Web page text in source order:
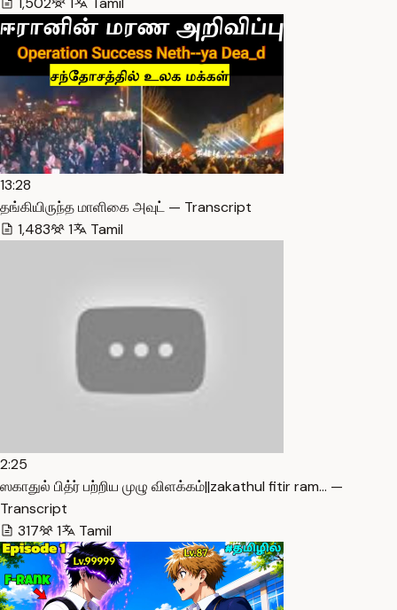
13:28
தங்கியிருந்த மாளிகை அவுட் — Transcript
1,483
1 Tamil
2:25
ஸகாதுல் பித்ர் பற்றிய முழு விளக்கம்||zakathul fitir ram… —
Transcript
317
1 Tamil